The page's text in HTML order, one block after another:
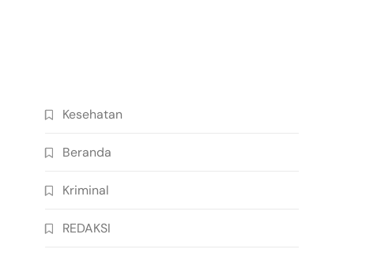
Kesehatan
Beranda
Kriminal
REDAKSI